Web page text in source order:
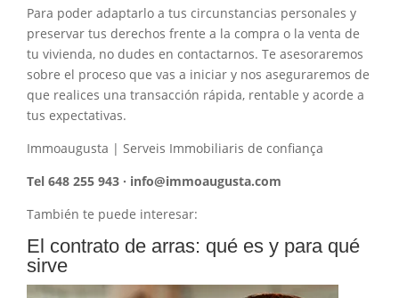
Para poder adaptarlo a tus circunstancias personales y
preservar tus derechos frente a la compra o la venta de
tu vivienda, no dudes en contactarnos. Te asesoraremos
sobre el proceso que vas a iniciar y nos aseguraremos de
que realices una transacción rápida, rentable y acorde a
tus expectativas.
Immoaugusta | Serveis Immobiliaris de confiança
Tel 648 255 943 · info@immoaugusta.com
También te puede interesar:
El contrato de arras: qué es y para qué
sirve